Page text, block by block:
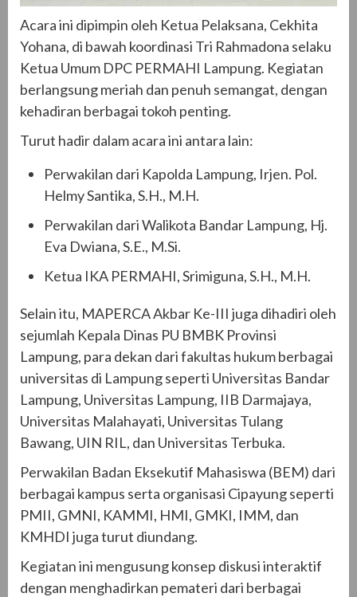
Acara ini dipimpin oleh Ketua Pelaksana, Cekhita
Yohana, di bawah koordinasi Tri Rahmadona selaku
Ketua Umum DPC PERMAHI Lampung. Kegiatan
berlangsung meriah dan penuh semangat, dengan
kehadiran berbagai tokoh penting.
Turut hadir dalam acara ini antara lain:
Perwakilan dari Kapolda Lampung, Irjen. Pol.
Helmy Santika, S.H., M.H.
Perwakilan dari Walikota Bandar Lampung, Hj.
Eva Dwiana, S.E., M.Si.
Ketua IKA PERMAHI, Srimiguna, S.H., M.H.
Selain itu, MAPERCA Akbar Ke-III juga dihadiri oleh
sejumlah Kepala Dinas PU BMBK Provinsi
Lampung, para dekan dari fakultas hukum berbagai
universitas di Lampung seperti Universitas Bandar
Lampung, Universitas Lampung, IIB Darmajaya,
Universitas Malahayati, Universitas Tulang
Bawang, UIN RIL, dan Universitas Terbuka.
Perwakilan Badan Eksekutif Mahasiswa (BEM) dari
berbagai kampus serta organisasi Cipayung seperti
PMII, GMNI, KAMMI, HMI, GMKI, IMM, dan
KMHDI juga turut diundang.
Kegiatan ini mengusung konsep diskusi interaktif
dengan menghadirkan pemateri dari berbagai